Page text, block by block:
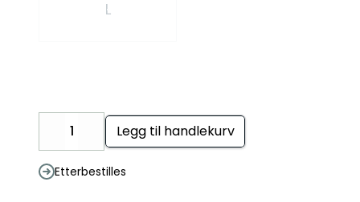
L
DecreaseIncrease
Legg til handlekurv
Etterbestilles